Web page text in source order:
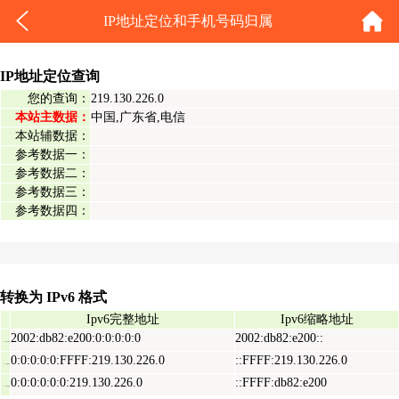
IP地址定位和手机号码归属
IP地址定位查询
您的查询： 219.130.226.0
本站主数据： 中国,广东省,电信
本站辅数据：
参考数据一：
参考数据二：
参考数据三：
参考数据四：
转换为 IPv6 格式
Ipv6完整地址 Ipv6缩略地址
2002:db82:e200:0:0:0:0:0 2002:db82:e200::
0:0:0:0:0:FFFF:219.130.226.0 ::FFFF:219.130.226.0
0:0:0:0:0:0:219.130.226.0 ::FFFF:db82:e200